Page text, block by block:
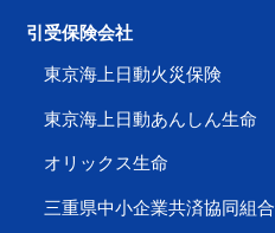
引受保険会社
東京海上日動火災保険
東京海上日動あんしん生命
オリックス生命
三重県中小企業共済協同組合